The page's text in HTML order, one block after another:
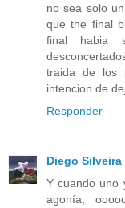
no sea solo
que the final
final habia
traida de los
intencion de
Responder
Diego Silveira
Y cuando uno
agonía,